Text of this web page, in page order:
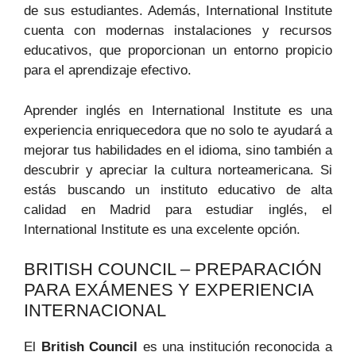
de sus estudiantes. Además, International Institute
cuenta con modernas instalaciones y recursos
educativos, que proporcionan un entorno propicio
para el aprendizaje efectivo.
Aprender inglés en International Institute es una
experiencia enriquecedora que no solo te ayudará a
mejorar tus habilidades en el idioma, sino también a
descubrir y apreciar la cultura norteamericana. Si
estás buscando un instituto educativo de alta
calidad en Madrid para estudiar inglés, el
International Institute es una excelente opción.
BRITISH COUNCIL – PREPARACIÓN
PARA EXÁMENES Y EXPERIENCIA
INTERNACIONAL
El British Council
es una institución reconocida a